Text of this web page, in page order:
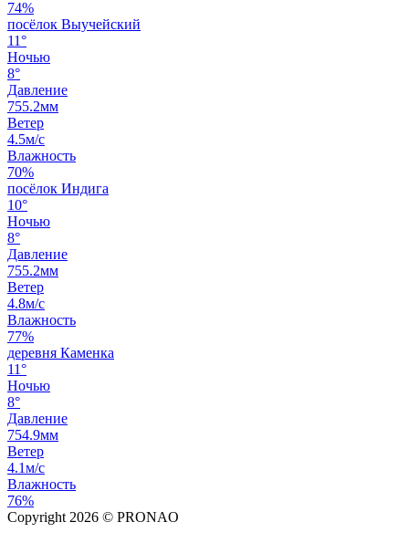
74%
посёлок Выучейский
11°
Ночью
8°
Давление
755.2мм
Ветер
4.5м/с
Влажность
70%
посёлок Индига
10°
Ночью
8°
Давление
755.2мм
Ветер
4.8м/с
Влажность
77%
деревня Каменка
11°
Ночью
8°
Давление
754.9мм
Ветер
4.1м/с
Влажность
76%
Copyright 2026 © PRONAO